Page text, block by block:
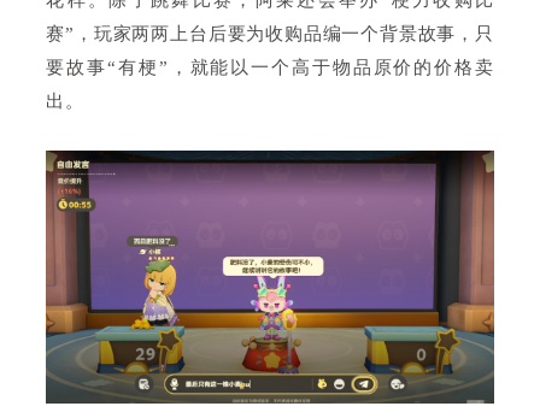
赛”，玩家两两上台后要为收购品编一个背景故事，只
要故事“有梗”，就能以一个高于物品原价的价格卖
出。